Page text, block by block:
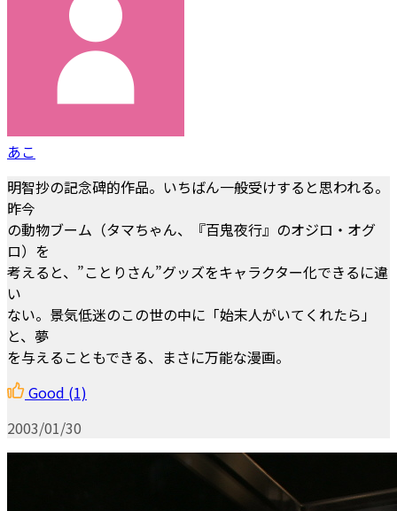
あこ
明智抄の記念碑的作品。いちばん一般受けすると思われる。
昨今
の動物ブーム（タマちゃん、『百鬼夜行』のオジロ・オグ
ロ）を
考えると、”ことりさん”グッズをキャラクター化できるに違
い
ない。景気低迷のこの世の中に「始末人がいてくれたら」
と、夢
を与えることもできる、まさに万能な漫画。
Good (1)
2003/01/30